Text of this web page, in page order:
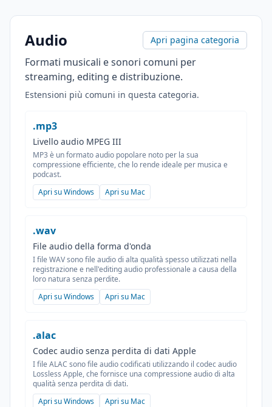
Audio Apri pagina categoria
Formati musicali e sonori comuni per
streaming, editing e distribuzione.
Estensioni più comuni in questa categoria.
.mp3
Livello audio MPEG III
MP3 è un formato audio popolare noto per la sua
compressione efficiente, che lo rende ideale per musica e
podcast.
Apri su Windows
Apri su Mac
.wav
File audio della forma d'onda
I file WAV sono file audio di alta qualità spesso utilizzati nella
registrazione e nell'editing audio professionale a causa della
loro natura senza perdite.
Apri su Windows
Apri su Mac
.alac
Codec audio senza perdita di dati Apple
I file ALAC sono file audio codificati utilizzando il codec audio
Lossless Apple, che fornisce una compressione audio di alta
qualità senza perdita di dati.
Apri su Windows
Apri su Mac